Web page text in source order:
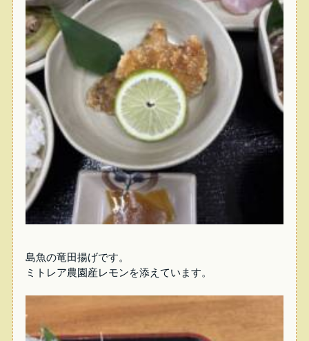
島魚の竜田揚げです。
ミトレア農園産レモンを添えています。